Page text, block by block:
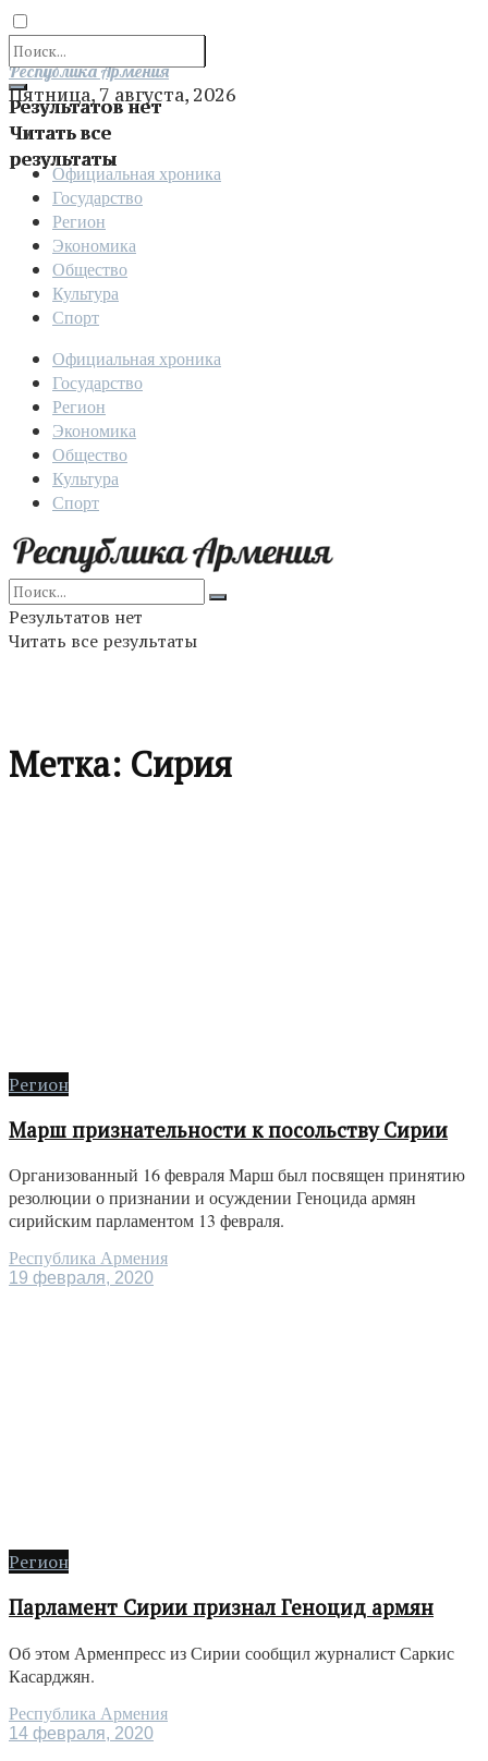
Результатов нет
Читать все
результаты
Отправить
Республика Армения
Пятница, 7 августа, 2026
Официальная хроника
Государство
Регион
Экономика
Общество
Культура
Спорт
Официальная хроника
Государство
Регион
Экономика
Общество
Культура
Спорт
Результатов нет
Читать все результаты
Метка: Сирия
Регион
Марш признательности к посольству Сирии
Организованный 16 февраля Марш был посвящен принятию
резолюции о признании и осуждении Геноцида армян
сирийским парламентом 13 февраля.
Республика Армения
19 февраля, 2020
Регион
Парламент Сирии признал Геноцид армян
Об этом Арменпресс из Сирии сообщил журналист Саркис
Касарджян.
Республика Армения
14 февраля, 2020